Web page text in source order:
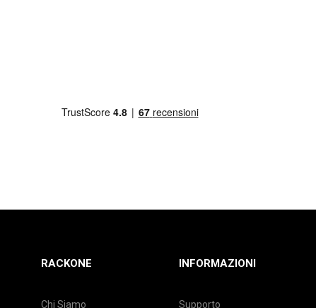
RACKONE
Chi Siamo
INFORMAZIONI
Supporto